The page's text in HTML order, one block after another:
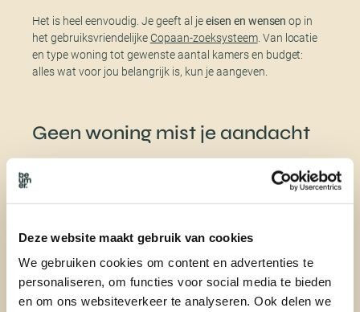
Deze website maakt gebruik van cookies
We gebruiken cookies om content en advertenties te
personaliseren, om functies voor social media te bieden
en om ons websiteverkeer te analyseren. Ook delen we
Het is heel eenvoudig. Je geeft al jeeisen en wensen op in
het gebruiksvriendelijke Copaan-zoeksysteem. Van locatie
en type woning tot gewenste aantal kamers en budget:
alles wat voor jou belangrijk is, kun je aangeven.
Geen woning mist je aandacht
woningen die het beste bij jouw wensen passen. Wist je dat
kans. Woningen die een kleine afwijking van je wensen
duidelijke plus- en minpunten. Zo behoud je het complete
overzicht en maak je weloverwogen keuzes.